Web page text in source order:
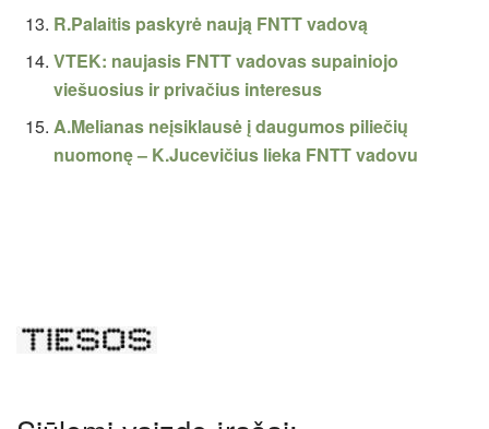
R.Palaitis paskyrė naują FNTT vadovą
VTEK: naujasis FNTT vadovas supainiojo
viešuosius ir privačius interesus
A.Melianas neįsiklausė į daugumos piliečių
nuomonę – K.Jucevičius lieka FNTT vadovu